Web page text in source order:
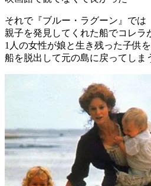
それで『ブルー・ラグーン』では
親子を発見してくれた船でコレラ
1人の女性が娘と生き残った子供
船を脱出して元の島に戻ってしま